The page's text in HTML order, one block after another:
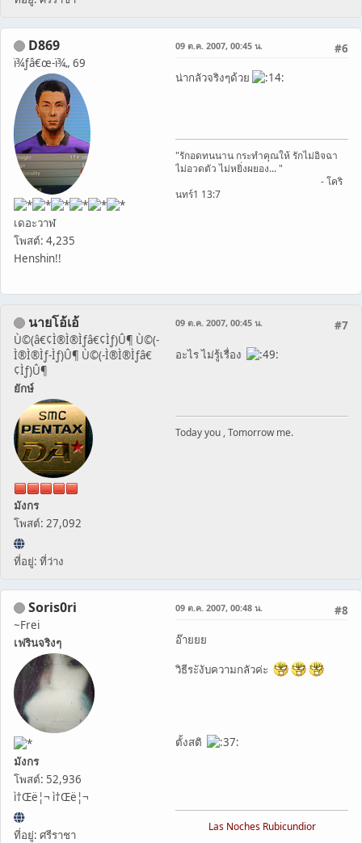
D869
ï¾ƒâ€œ-ï¾„ 69
เดอะวาฬ
โพสต์: 4,235
Henshin!!
#6
09 ต.ค. 2007, 00:45 น.
น่ากลัวจริงๆด้วย
"รักอดทนนาน กระทำคุณให้ รักไม่อิจฉา
ไม่อวดตัว ไม่หยิ่งผยอง... "
- โคริ
นทร์1 13:7
นายโอ้เอ้
Ù©(â€¢Ì®Ì®Ìƒâ€¢Ìƒ)Û¶ Ù©(-
Ì®Ì®Ìƒ-Ìƒ)Û¶ Ù©(-Ì®Ì®Ìƒâ€
¢Ìƒ)Û¶
ยักษ์
มังกร
โพสต์: 27,092
ที่อยู่: ที่ว่าง
#7
09 ต.ค. 2007, 00:45 น.
อะไร ไม่รู้เรื่อง
Today you , Tomorrow me.
Soris0ri
~Frei
เฟรินจริงๆ
มังกร
โพสต์: 52,936
ì†Œë¦¬ ì†Œë¦¬
ที่อยู่: ศรีราชา
#8
09 ต.ค. 2007, 00:48 น.
อ๊ายยย
วิธีระังับความกลัวค่ะ
ตั้งสติ
Las Noches Rubicundior